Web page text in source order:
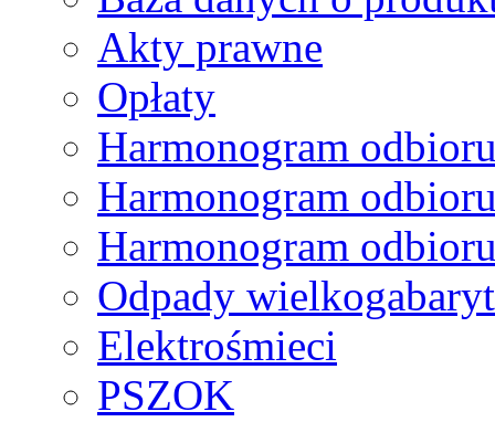
Akty prawne
Opłaty
Harmonogram
Harmonogram
Harmonogram
Odpady
Elektrośmieci
PSZOK